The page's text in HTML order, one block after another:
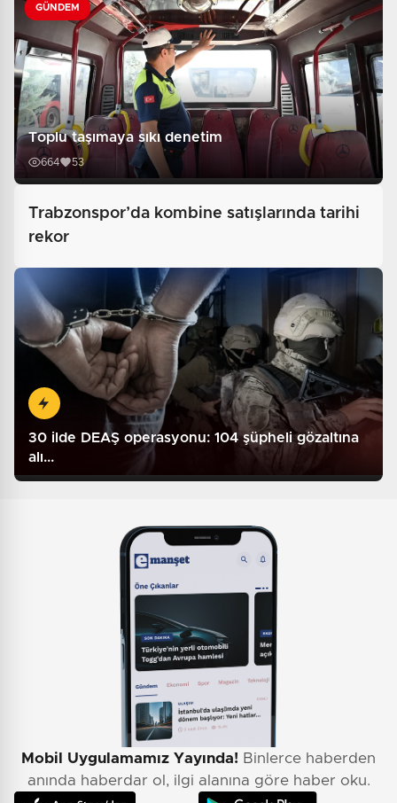
GÜNDEM
Toplu taşımaya sıkı denetim
664 53
Trabzonspor’da kombine satışlarında tarihi
rekor
30 ilde DEAŞ operasyonu: 104 şüpheli gözaltına
alı...
Mobil Uygulamamız Yayında! Binlerce haberden
anında haberdar ol, ilgi alanına göre haber oku.